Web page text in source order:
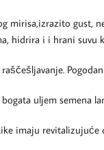
mirisa,izrazito gust,
hidrira i i hrani suvu
uljem semena
imaju